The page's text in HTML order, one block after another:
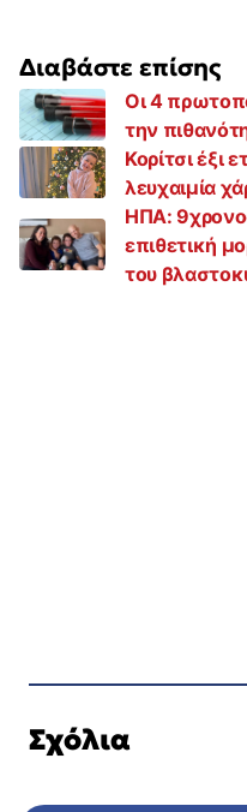
Διαβάστε επίσης
Οι 4
την
Κορίτσι έξι
λευχαιμία
ΗΠΑ:
επιθετική
του
Σχόλια